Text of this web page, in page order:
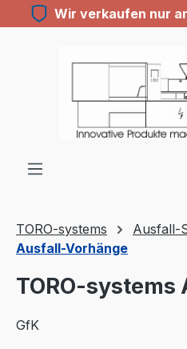
Zum Hauptinhalt springen
Wir verkaufen nur
TORO-systems
Ausfall-
Ausfall-Vorhänge
TORO-
GfK